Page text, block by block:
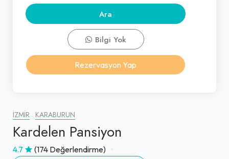
İZMIR KARABURUN
Kardelen Pansiyon
4.7 (174 Değerlendirme)
Ara
Bilgi Yok
Rezervasyon Yap